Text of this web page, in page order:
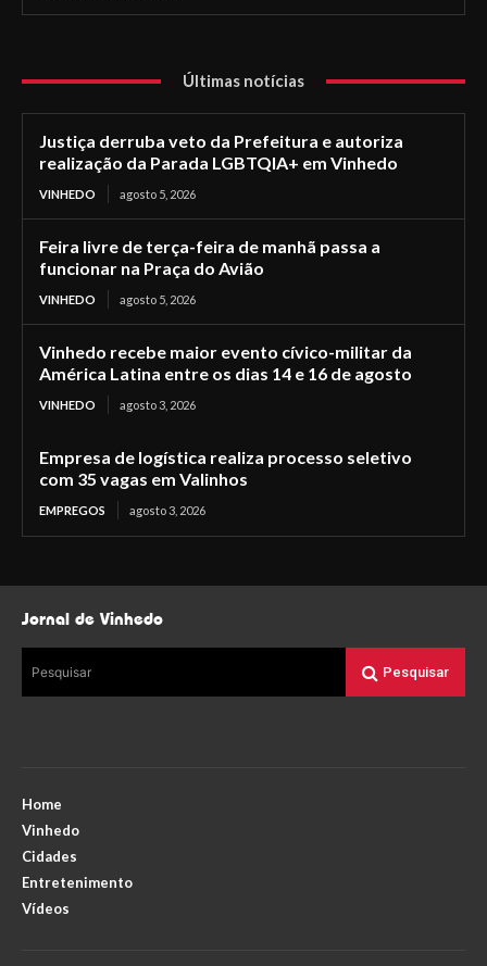
Últimas notícias
Justiça derruba veto da Prefeitura e autoriza
realização da Parada LGBTQIA+ em Vinhedo
VINHEDO agosto 5, 2026
Feira livre de terça-feira de manhã passa a
funcionar na Praça do Avião
VINHEDO agosto 5, 2026
Vinhedo recebe maior evento cívico-militar da
América Latina entre os dias 14 e 16 de agosto
VINHEDO agosto 3, 2026
Empresa de logística realiza processo seletivo
com 35 vagas em Valinhos
EMPREGOS agosto 3, 2026
Jornal de Vinhedo
Pesquisar Pesquisar
Home
Vinhedo
Cidades
Entretenimento
Vídeos